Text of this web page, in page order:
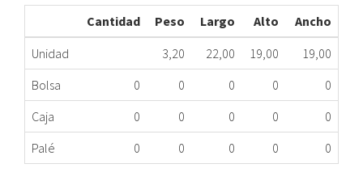
Cantidad Peso Largo Alto
Ancho
Unidad
3,20 22,00 19,00
19,00
Bolsa
0 0 0 0
0
Caja
0 0 0 0
0
Palé
0 0 0 0 0